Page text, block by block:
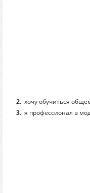
2. хочу обучиться
3. я профессионал в